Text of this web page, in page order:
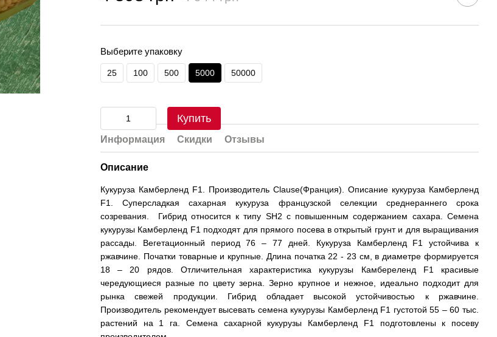
Выберите упаковку
25 100 500 5000 50000
Купить
Информация Скидки Отзывы
Описание
Кукуруза Камберленд F1. Производитель Clause(Франция). Описание кукуруза Камберленд
F1. Суперсладкая сахарная кукуруза французской селекции среднераннего срока
созревания. Гибрид относится к типу SH2 с повышенным содержанием сахара. Семена
кукурузы Камберленд F1 подходят для прямого посева в открытый грунт и для выращивания
рассады. Вегетационный период 76 – 77 дней. Кукуруза Камберленд F1 устойчива к
ржавчине. Початки товарные и крупные. Длина початка 22 - 23 см, в диаметре формируется
18 – 20 рядов. Отличительная характеристика кукурузы Камбереленд F1 красивые
чередующиеся разные по цвету зерна. Зерно крупное и нежное, идеально подходит для
рынка свежей продукции. Гибрид обладает высокой устойчивостью к ржавчине.
Производитель рекомендует высевать семена кукурузы Камберленд F1 густотой 55 – 60 тыс.
растений на 1 га. Семена сахарной кукурузы Камберленд F1 подготовлены к посеву